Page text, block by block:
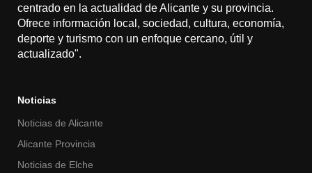
centrado en la actualidad de Alicante y su provincia.
Ofrece información local, sociedad, cultura, economía,
deporte y turismo con un enfoque cercano, útil y
actualizado".
Noticias
Noticias de Alicante
Alicante Provincia
Noticias de Elche